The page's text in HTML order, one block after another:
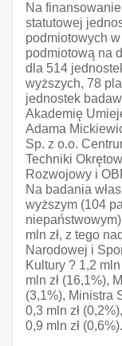
Na
statutowej
podmiotowych
podmiotową na
dla 514
wyższych, 78
jednostek
Akademię
Adama
Sp. z o.o.
Techniki
Rozwojowy i
Na badania
wyższym (104
mln zł, z tego
Narodowej i
Kultury ? 1,2
mln zł (16,1%),
(3,1%), Ministra
0,3 mln zł
0,9 mln zł (0,6%).